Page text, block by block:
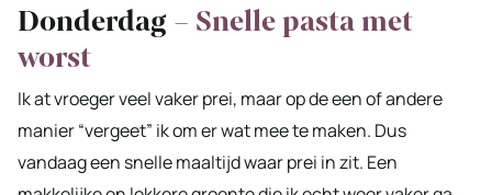
Donderdag – Snelle pasta met
worst
Ik at vroeger veel vaker prei, maar op de een of andere
manier “vergeet” ik om er wat mee te maken. Dus
vandaag een snelle maaltijd waar prei in zit. Een